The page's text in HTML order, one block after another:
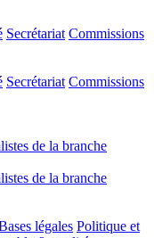
Secrétariat Commissions
Secrétariat Commissions
de la branche
de la branche
légales Politique et